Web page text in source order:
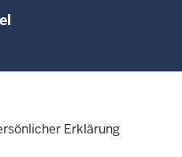
Erklärung